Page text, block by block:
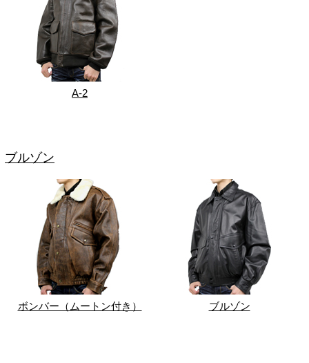
A-2
ブルゾン
ボンバー（ムートン付き） ブルゾン